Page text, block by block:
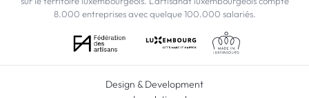
8.000 entreprises avec quelque 100.000 salariés.
Design & Development